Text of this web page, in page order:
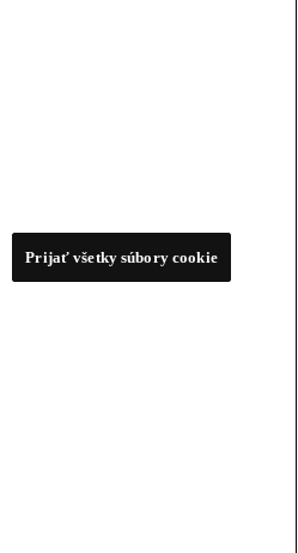
Prijať všetky súbory cookie